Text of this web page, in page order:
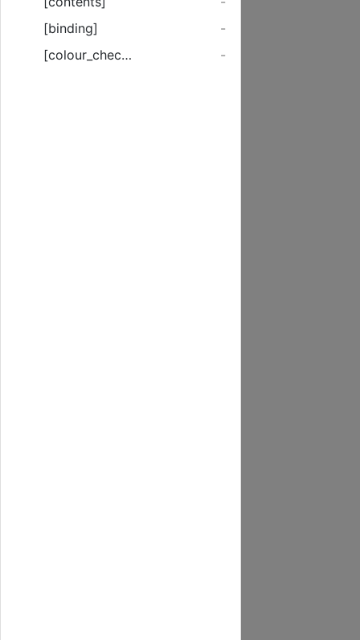
[binding]
-
[colour_checker]
-